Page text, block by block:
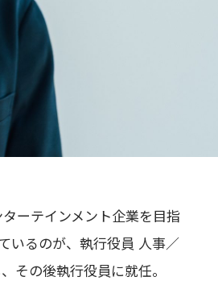
ーテインメント企業を目指
いるのが、執行役員 人事／
その後執行役員に就任。